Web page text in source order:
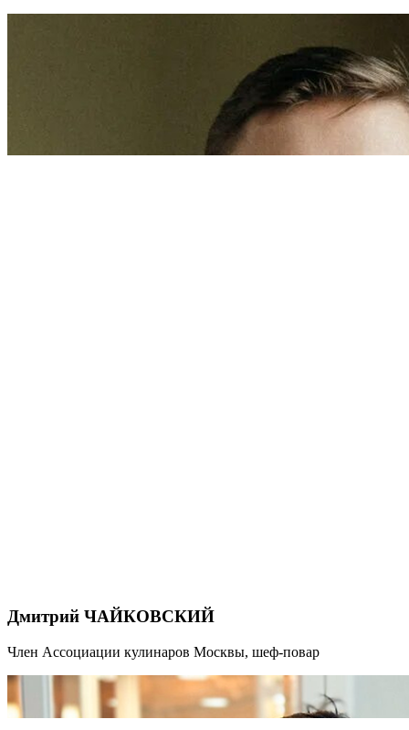
Дмитрий ЧАЙКОВСКИЙ
Член Ассоциации кулинаров Москвы, шеф-повар